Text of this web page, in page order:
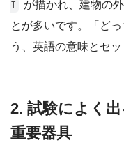
I
が描かれ、建物の
とが多いです。「ど
う、英語の意味とセ
2. 試験によく
重要器具